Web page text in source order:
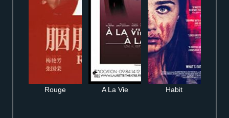
Rouge A La Vie Habit